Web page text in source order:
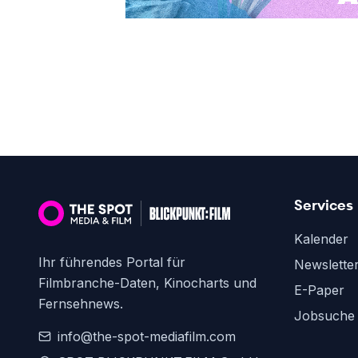
Ihr führendes Portal für
Filmbranche-Daten, Kinocharts und
Fernsehnews.
info@the-spot-mediafilm.com
Services
Kalender
E-Paper
Jobsuche